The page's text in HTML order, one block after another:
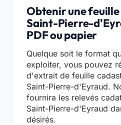
Obtenir une
Saint-Pierre-
PDF ou papier
Quelque soit le format
exploiter, vous pouvez
d'extrait de feuille
Saint-Pierre-d'Eyraud.
fournira les relevés
Saint-Pierre-d'Eyraud
désirés.